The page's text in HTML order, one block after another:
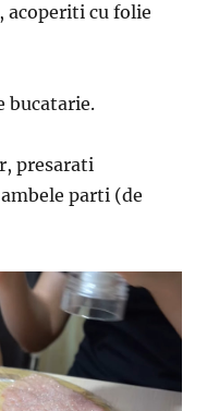
acoperiti cu folie
bucatarie.
presarati
parti (de